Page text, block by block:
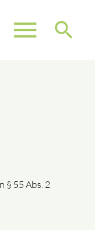
menu search
§ 55 Abs. 2